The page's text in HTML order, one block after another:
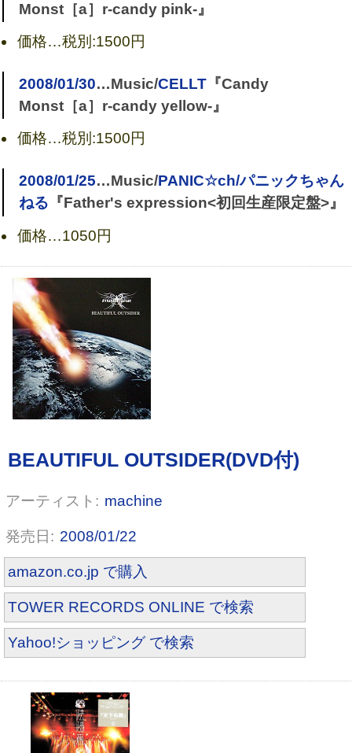
Monst［a］r-candy pink-』
価格…税別:1500円
2008/01/30…Music/CELLT『Candy
Monst［a］r-candy yellow-』
価格…税別:1500円
2008/01/25…Music/PANIC☆ch/パニックちゃん
ねる 『Father's expression<初回生産限定盤>』
価格…1050円
BEAUTIFUL OUTSIDER(DVD付)
machine
2008/01/22
amazon.co.jp で購入
TOWER RECORDS ONLINE で検索
Yahoo!ショッピング で検索